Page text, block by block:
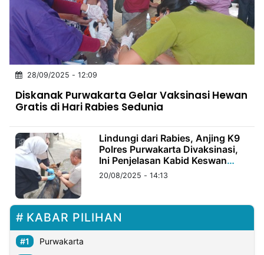
INDONESIA
Partner
NTB
Time
IDN
Jogja
Rakyat
News
Notice
Baru
Follow
Kabarbaru
28/09/2025 - 12:09
Diskanak Purwakarta Gelar Vaksinasi Hewan
Gratis di Hari Rabies Sedunia
Lindungi dari Rabies, Anjing K9
Polres Purwakarta Divaksinasi,
Ini Penjelasan Kabid Keswan
Kesmavet
20/08/2025 - 14:13
KABAR PILIHAN
Purwakarta